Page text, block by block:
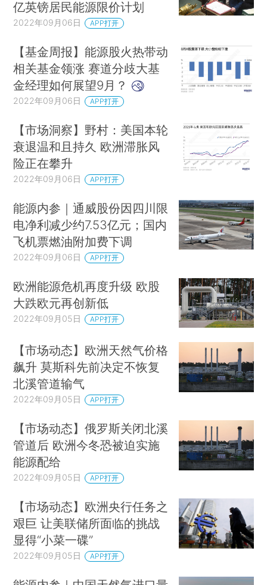
亿英镑居民能源限价计划
2022年09月06日 APP打开
【基金周报】能源股火热带动
相关基金领涨 赛道分歧大基
金经理如何展望9月？
2022年09月06日 APP打开
【市场洞察】野村：美国本轮
衰退温和且持久 欧洲滞胀风
险正在攀升
2022年09月06日 APP打开
能源内参｜通威股份因四川限
电净利减少约7.53亿元；国内
飞机票燃油附加费下调
2022年09月06日 APP打开
欧洲能源危机再度升级 欧股
大跌欧元再创新低
2022年09月05日 APP打开
【市场动态】欧洲天然气价格
飙升 莫斯科先前决定不恢复
北溪管道输气
2022年09月05日 APP打开
【市场动态】俄罗斯关闭北溪
管道后 欧洲今冬恐被迫实施
能源配给
2022年09月05日 APP打开
【市场动态】欧洲央行任务之
艰巨 让美联储所面临的挑战
显得“小菜一碟”
2022年09月05日 APP打开